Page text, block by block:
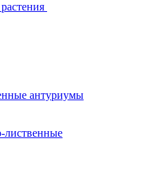
антуриумы
лиственные